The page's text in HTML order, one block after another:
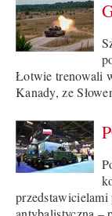
Łotwie trenowali
Kanady, ze